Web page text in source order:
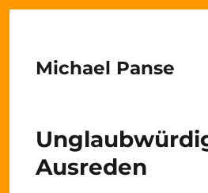
Michael Panse
Ausreden